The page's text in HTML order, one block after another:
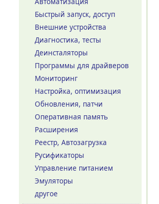
Быстрый запуск, доступ
Внешние устройства
Диагностика, тесты
Деинсталяторы
Программы для драйверов
Мониторинг
Настройка, оптимизация
Обновления, патчи
Оперативная память
Расширения
Реестр, Автозагрузка
Русификаторы
Управление питанием
Эмуляторы
другое